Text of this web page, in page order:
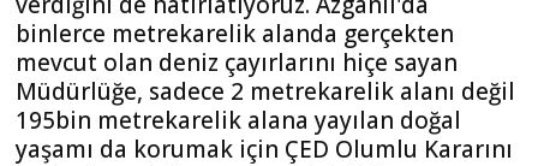
binlerce metrekarelik alanda gerçekten
mevcut olan deniz çayırlarını hiçe sayan
Müdürlüğe, sadece 2 metrekarelik alanı değil
195bin metrekarelik alana yayılan doğal
yaşamı da korumak için ÇED Olumlu Kararını